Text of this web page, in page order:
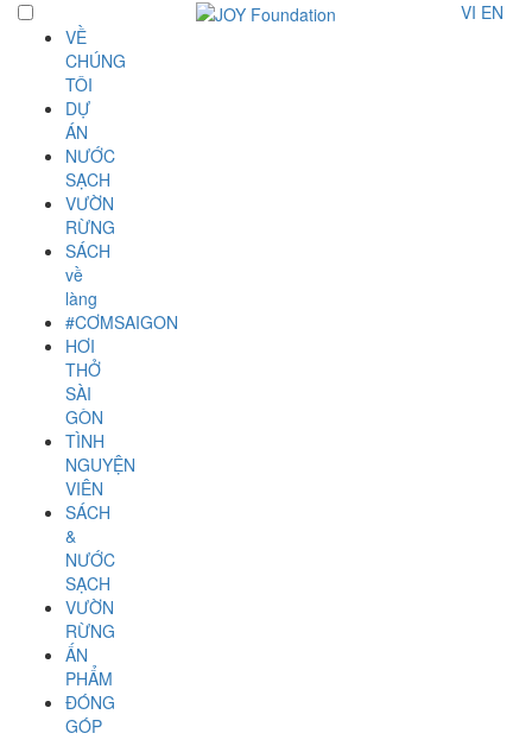
VỀ
CHÚNG
TÔI
DỰ
ÁN
NƯỚC
SẠCH
VƯỜN
RỪNG
SÁCH
về
làng
#CƠMSAIGON
HƠI
THỞ
SÀI
GÒN
TÌNH
NGUYỆN
VIÊN
SÁCH
&
NƯỚC
SẠCH
VƯỜN
RỪNG
ẤN
PHẨM
ĐÓNG
GÓP
VI EN